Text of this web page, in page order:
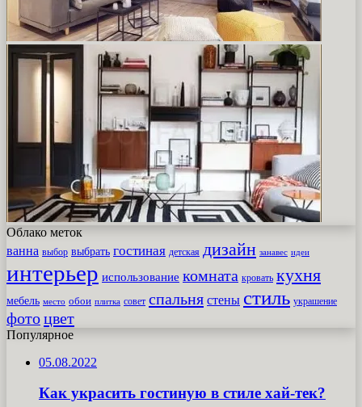
Облако меток
ванна выбор выбрать гостиная детская дизайн занавес идеи
интерьер использование комната кровать кухня
мебель место обои плитка совет спальня стены стиль украшение
фотоцвет
Популярное
05.08.2022
Как украсить гостиную в стиле хай-тек?